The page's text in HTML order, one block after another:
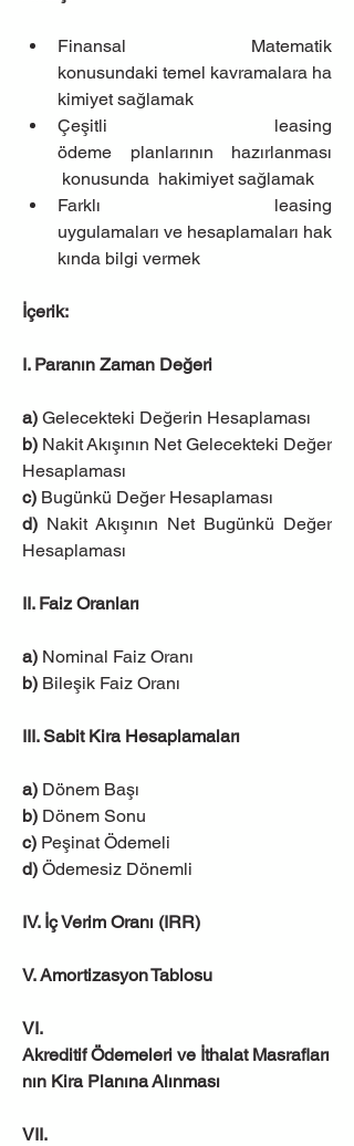
Finansal Matematik
konusundaki temel kavramalara ha
kimiyet sağlamak
Çeşitli leasing
ödeme planlarının hazırlanması
konusunda  hakimiyet sağlamak
Farklı leasing
uygulamaları ve hesaplamaları hak
kında bilgi vermek
İçerik:
I. Paranın Zaman Değeri
a) Gelecekteki Değerin Hesaplaması
b) Nakit Akışının Net Gelecekteki Değer
Hesaplaması
c) Bugünkü Değer Hesaplaması
d) Nakit Akışının Net Bugünkü Değer
Hesaplaması
II. Faiz Oranları
a) Nominal Faiz Oranı
b) Bileşik Faiz Oranı
III. Sabit Kira Hesaplamaları
a) Dönem Başı
b) Dönem Sonu
c) Peşinat Ödemeli
d) Ödemesiz Dönemli
IV. İç Verim Oranı (IRR)
V. Amortizasyon Tablosu
VI.
Akreditif Ödemeleri ve İthalat Masrafları
nın Kira Planına Alınması
VII.